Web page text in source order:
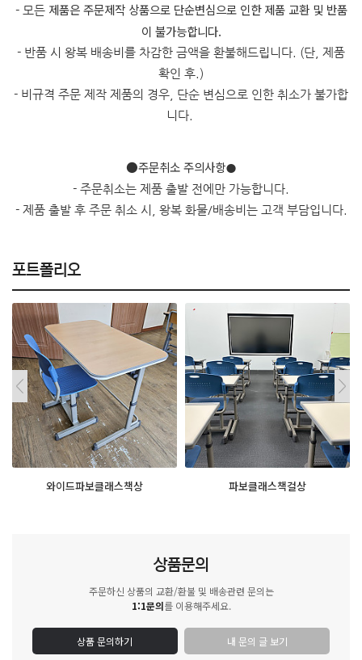
- 모든 제품은 주문제작 상품으로 단순변심으로 인한 제품 교환 및 반품
이 불가능합니다.
- 반품 시 왕복 배송비를 차감한 금액을 환불해드립니다. (단, 제품
확인 후.)
- 비규격 주문 제작 제품의 경우, 단순 변심으로 인한 취소가 불가합
니다.
●주문취소 주의사항●
- 주문취소는 제품 출발 전에만 가능합니다.
- 제품 출발 후 주문 취소 시, 왕복 화물/배송비는 고객 부담입니다.
포트폴리오
와이드파보클래스책상 파보클래스책걸상
상품문의
주문하신 상품의 교환/환불 및 배송관련 문의는
1:1문의를 이용해주세요.
상품 문의하기 내 문의 글 보기